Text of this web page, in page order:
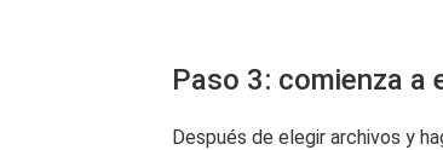
Paso 3: comienza a
Después de elegir archivos y